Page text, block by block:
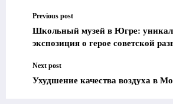
Previous post
Школьный музей в Югре:
экспозиция о герое советской
Next post
Ухудшение качества воздуха в